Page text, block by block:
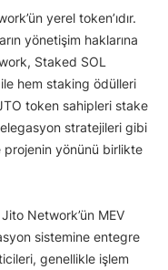
yerel token’ıdır.
yönetişim haklarına
Staked SOL
hem staking ödülleri
token sahipleri stake
stratejileri gibi
projenin yönünü birlikte
Network’ün MEV
sistemine entegre
genellikle işlem